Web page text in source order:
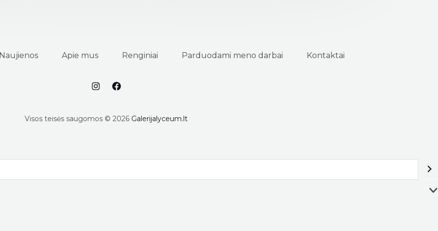
Naujienos Apie mus Renginiai Parduodami meno darbai Kontaktai
Visos teisės saugomos © 2026 Galerijalyceum.lt